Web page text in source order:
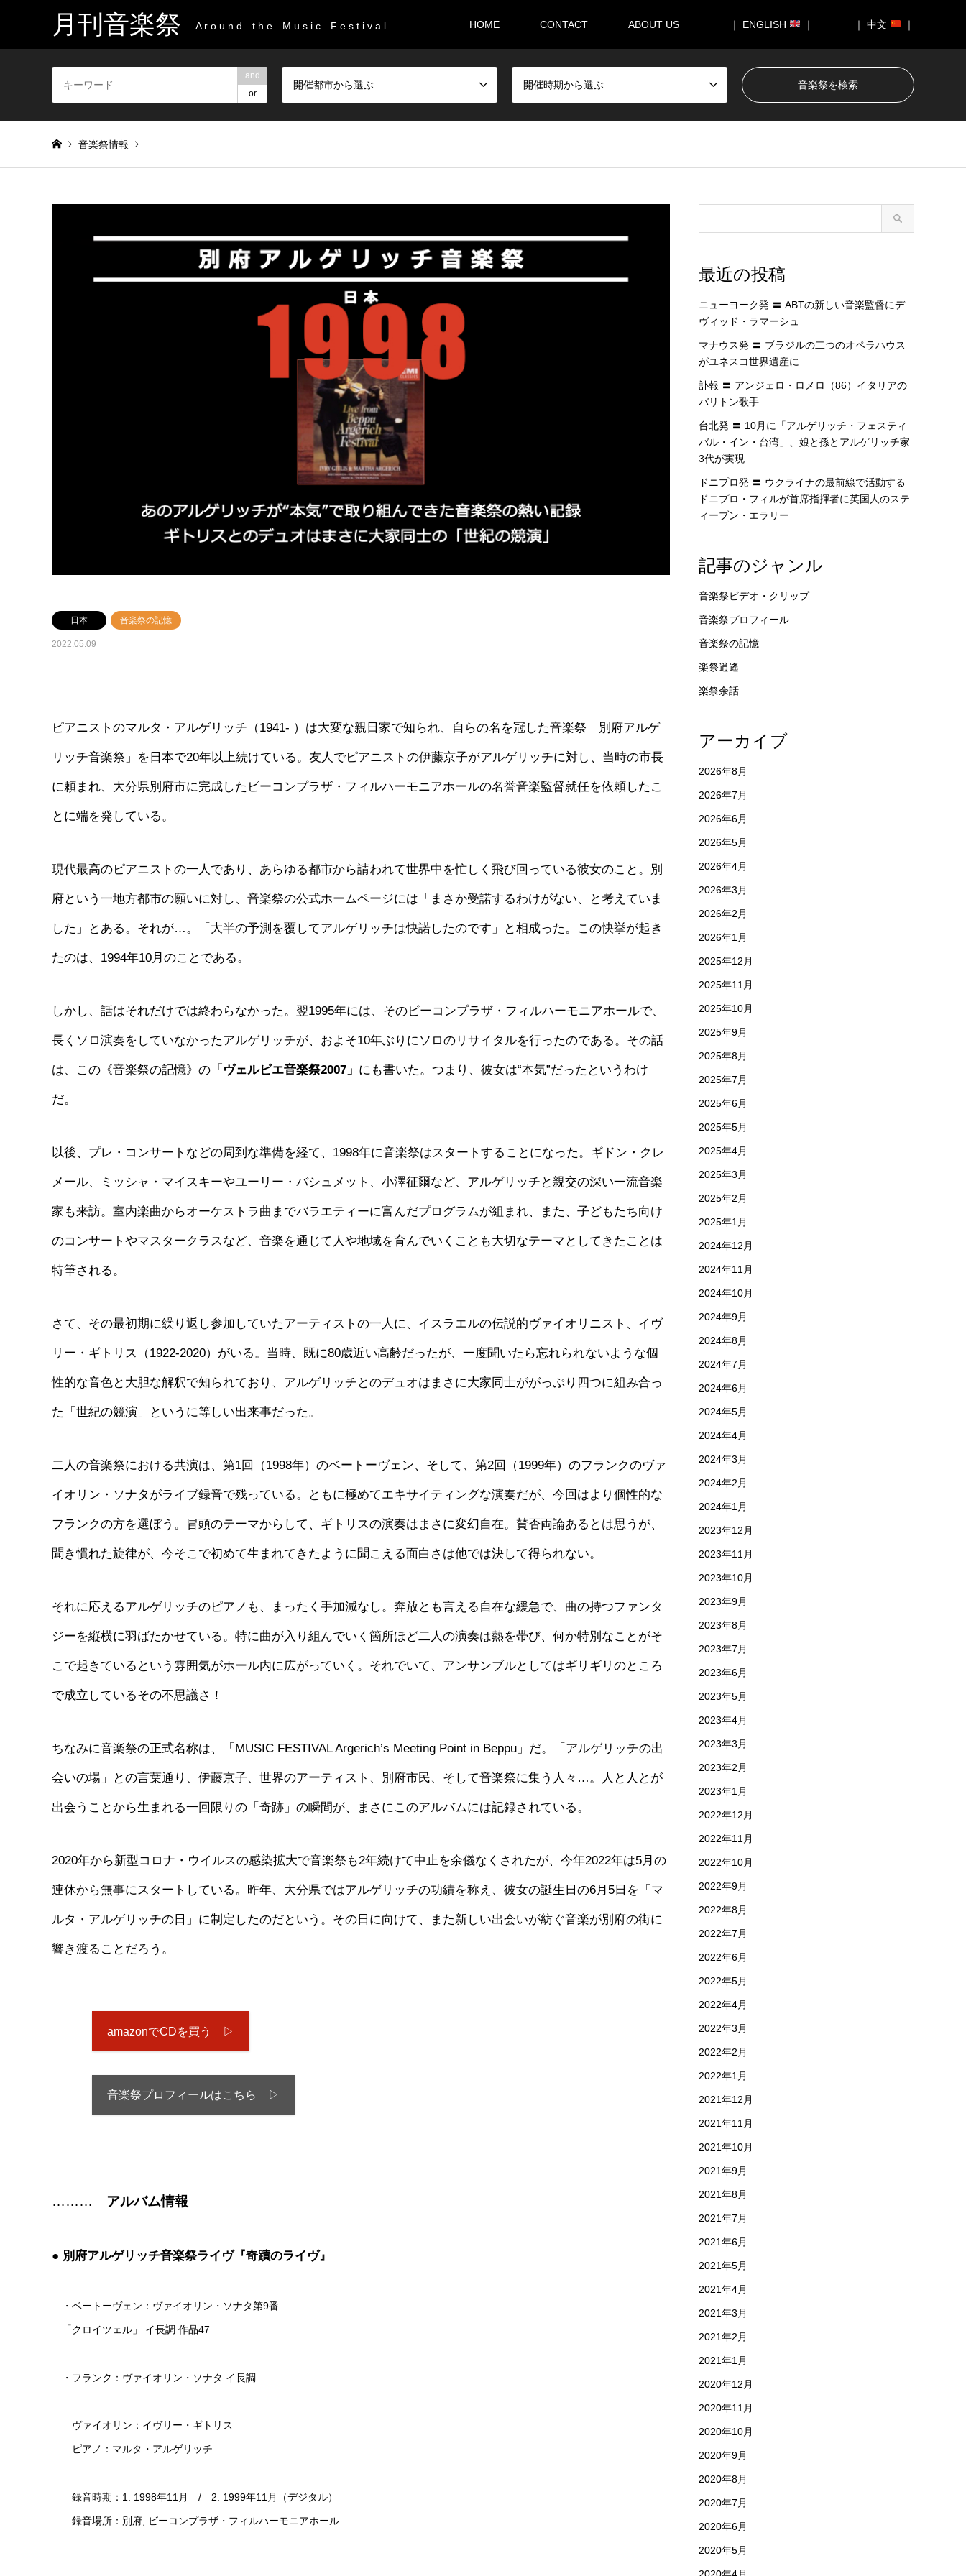
月刊音楽祭 A r o u n d t h e M u s i c F e s t i v a l HOME CONTACT ABOUT US ｜ ENGLISH ｜ ｜ 中文 ｜
and
or
開催都市から選ぶ 開催時期から選ぶ
音楽祭情報
日本 音楽祭の記憶
2022.05.09
ピアニストのマルタ・アルゲリッチ（1941- ）は大変な親日家で知られ、自らの名を冠した音楽祭「別府アルゲ
リッチ音楽祭」を日本で20年以上続けている。友人でピアニストの伊藤京子がアルゲリッチに対し、当時の市長
に頼まれ、大分県別府市に完成したビーコンプラザ・フィルハーモニアホールの名誉音楽監督就任を依頼したこ
とに端を発している。
現代最高のピアニストの一人であり、あらゆる都市から請われて世界中を忙しく飛び回っている彼女のこと。別
府という一地方都市の願いに対し、音楽祭の公式ホームページには「まさか受諾するわけがない、と考えていま
した」とある。それが…。「大半の予測を覆してアルゲリッチは快諾したのです」と相成った。この快挙が起き
たのは、1994年10月のことである。
しかし、話はそれだけでは終わらなかった。翌1995年には、そのビーコンプラザ・フィルハーモニアホールで、
長くソロ演奏をしていなかったアルゲリッチが、およそ10年ぶりにソロのリサイタルを行ったのである。その話
は、この《音楽祭の記憶》の 「ヴェルビエ音楽祭2007」 にも書いた。つまり、彼女は“本気”だったというわけ
だ。
以後、プレ・コンサートなどの周到な準備を経て、1998年に音楽祭はスタートすることになった。ギドン・クレ
メール、ミッシャ・マイスキーやユーリー・バシュメット、小澤征爾など、アルゲリッチと親交の深い一流音楽
家も来訪。室内楽曲からオーケストラ曲までバラエティーに富んだプログラムが組まれ、また、子どもたち向け
のコンサートやマスタークラスなど、音楽を通じて人や地域を育んでいくことも大切なテーマとしてきたことは
特筆される。
さて、その最初期に繰り返し参加していたアーティストの一人に、イスラエルの伝説的ヴァイオリニスト、イヴ
リー・ギトリス（1922-2020）がいる。当時、既に80歳近い高齢だったが、一度聞いたら忘れられないような個
性的な音色と大胆な解釈で知られており、アルゲリッチとのデュオはまさに大家同士ががっぷり四つに組み合っ
た「世紀の競演」というに等しい出来事だった。
二人の音楽祭における共演は、第1回（1998年）のベートーヴェン、そして、第2回（1999年）のフランクのヴァ
イオリン・ソナタがライブ録音で残っている。ともに極めてエキサイティングな演奏だが、今回はより個性的な
フランクの方を選ぼう。冒頭のテーマからして、ギトリスの演奏はまさに変幻自在。賛否両論あるとは思うが、
聞き慣れた旋律が、今そこで初めて生まれてきたように聞こえる面白さは他では決して得られない。
それに応えるアルゲリッチのピアノも、まったく手加減なし。奔放とも言える自在な緩急で、曲の持つファンタ
ジーを縦横に羽ばたかせている。特に曲が入り組んでいく箇所ほど二人の演奏は熱を帯び、何か特別なことがそ
こで起きているという雰囲気がホール内に広がっていく。それでいて、アンサンブルとしてはギリギリのところ
で成立しているその不思議さ！
ちなみに音楽祭の正式名称は、「MUSIC FESTIVAL Argerich’s Meeting Point in Beppu」だ。「アルゲリッチの出
会いの場」との言葉通り、伊藤京子、世界のアーティスト、別府市民、そして音楽祭に集う人々…。人と人とが
出会うことから生まれる一回限りの「奇跡」の瞬間が、まさにこのアルバムには記録されている。
2020年から新型コロナ・ウイルスの感染拡大で音楽祭も2年続けて中止を余儀なくされたが、今年2022年は5月の
連休から無事にスタートしている。昨年、大分県ではアルゲリッチの功績を称え、彼女の誕生日の6月5日を「マ
ルタ・アルゲリッチの日」に制定したのだという。その日に向けて、また新しい出会いが紡ぐ音楽が別府の街に
響き渡ることだろう。
amazonでCDを買う ▷
音楽祭プロフィールはこちら ▷
……… アルバム情報
● 別府アルゲリッチ音楽祭ライヴ『奇蹟のライヴ』
・ベートーヴェン：ヴァイオリン・ソナタ第9番
「クロイツェル」 イ長調 作品47
・フランク：ヴァイオリン・ソナタ イ長調
ヴァイオリン：イヴリー・ギトリス
ピアノ：マルタ・アルゲリッチ
録音時期：1. 1998年11月 / 2. 1999年11月（デジタル）
録音場所：別府, ビーコンプラザ・フィルハーモニアホール
最近の投稿
ニューヨーク発 〓 ABTの新しい音楽監督にデ
ヴィッド・ラマーシュ
マナウス発 〓 ブラジルの二つのオペラハウス
がユネスコ世界遺産に
訃報 〓 アンジェロ・ロメロ（86）イタリアの
バリトン歌手
台北発 〓 10月に「アルゲリッチ・フェスティ
バル・イン・台湾」、娘と孫とアルゲリッチ家
3代が実現
ドニプロ発 〓 ウクライナの最前線で活動する
ドニプロ・フィルが首席指揮者に英国人のステ
ィーブン・エラリー
記事のジャンル
音楽祭ビデオ・クリップ
音楽祭プロフィール
音楽祭の記憶
楽祭逍遙
楽祭余話
アーカイブ
2026年8月
2026年7月
2026年6月
2026年5月
2026年4月
2026年3月
2026年2月
2026年1月
2025年12月
2025年11月
2025年10月
2025年9月
2025年8月
2025年7月
2025年6月
2025年5月
2025年4月
2025年3月
2025年2月
2025年1月
2024年12月
2024年11月
2024年10月
2024年9月
2024年8月
2024年7月
2024年6月
2024年5月
2024年4月
2024年3月
2024年2月
2024年1月
2023年12月
2023年11月
2023年10月
2023年9月
2023年8月
2023年7月
2023年6月
2023年5月
2023年4月
2023年3月
2023年2月
2023年1月
2022年12月
2022年11月
2022年10月
2022年9月
2022年8月
2022年7月
2022年6月
2022年5月
2022年4月
2022年3月
2022年2月
2022年1月
2021年12月
2021年11月
2021年10月
2021年9月
2021年8月
2021年7月
2021年6月
2021年5月
2021年4月
2021年3月
2021年2月
2021年1月
2020年12月
2020年11月
2020年10月
2020年9月
2020年8月
2020年7月
2020年6月
2020年5月